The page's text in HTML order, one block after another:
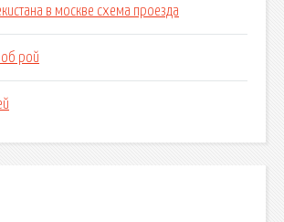
в москве схема проезда
рой